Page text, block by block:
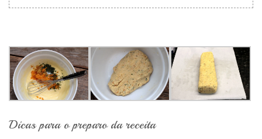
Dicas para o preparo da receita